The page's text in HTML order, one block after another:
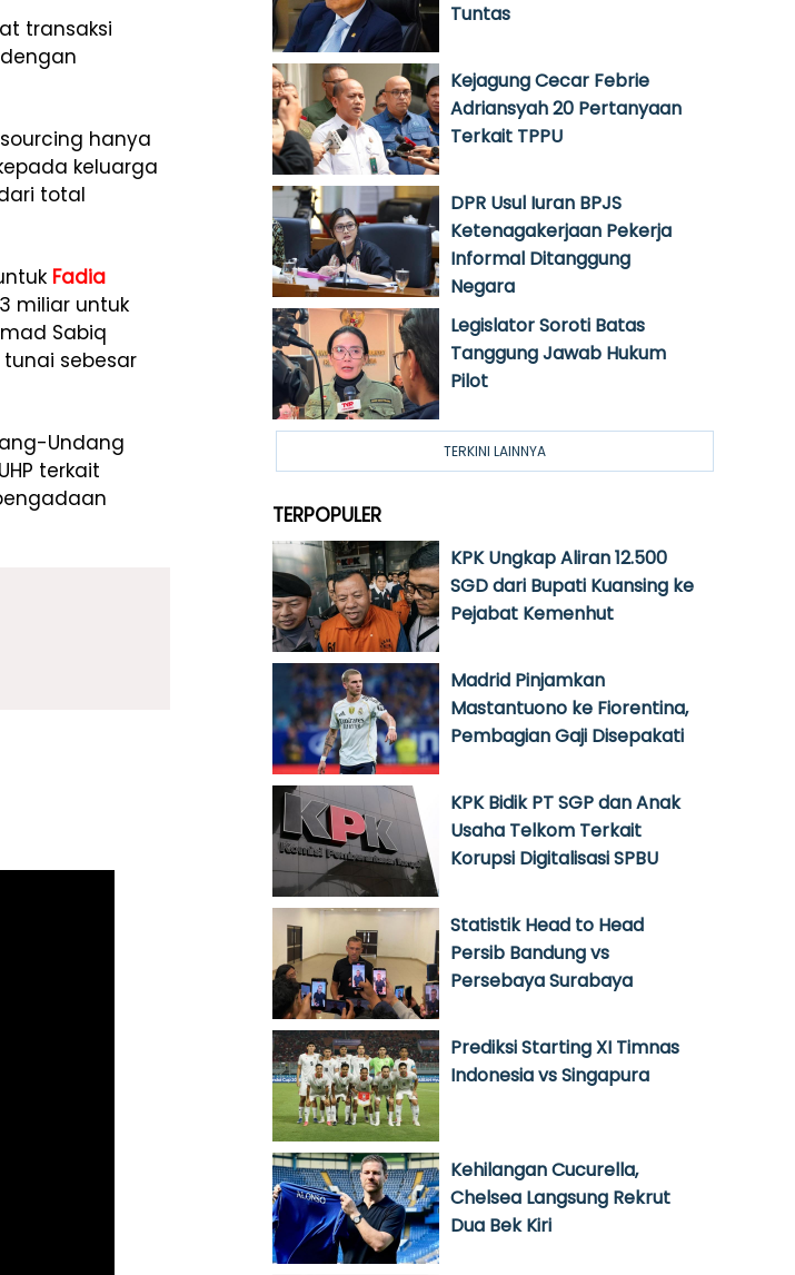
transaksi
hanya
keluarga
total
Fadia
miliar untuk
Sabiq
tunai sebesar
Undang
terkait
Tuntas
Kejagung Cecar Febrie
Adriansyah 20 Pertanyaan
Terkait TPPU
DPR Usul Iuran BPJS
Ketenagakerjaan Pekerja
Informal Ditanggung
Negara
Legislator Soroti Batas
Tanggung Jawab Hukum
Pilot
TERKINI LAINNYA
TERPOPULER
KPK Ungkap Aliran 12.500
SGD dari Bupati Kuansing ke
Pejabat Kemenhut
Madrid Pinjamkan
Mastantuono ke Fiorentina,
Pembagian Gaji Disepakati
KPK Bidik PT SGP dan Anak
Usaha Telkom Terkait
Korupsi Digitalisasi SPBU
Statistik Head to Head
Persib Bandung vs
Persebaya Surabaya
Prediksi Starting XI Timnas
Indonesia vs Singapura
Kehilangan Cucurella,
Chelsea Langsung Rekrut
Dua Bek Kiri